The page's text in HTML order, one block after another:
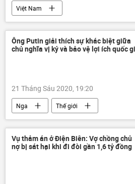
Việt Nam
Ông Putin giải thích sự khác biệt giữa
chủ nghĩa vị kỷ và bảo vệ lợi ích quốc
21 Tháng Sáu 2020, 19:20
Nga Thế giới
Vụ thảm án ở Điện Biên: Vợ chồng chủ
nợ bị sát hại khi đi đòi gần 1,6 tỷ đồng